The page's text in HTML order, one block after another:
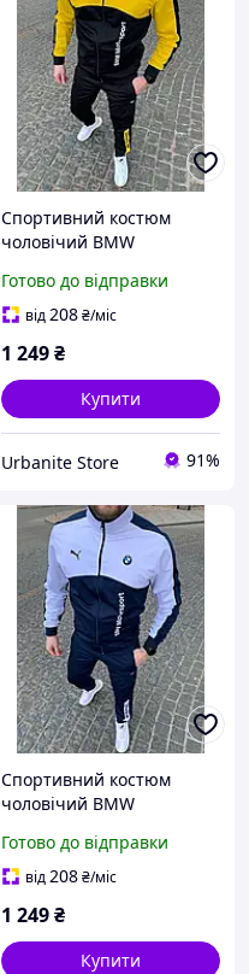
Спортивний костюм
чоловічий BMW
Комплект осінній
весняний демісезонний
Готово до відправки
від208₴/міс
1 249₴
Купити
Urbanite Store 91%
Спортивний костюм
чоловічий BMW
Комплект осінній
весняний демісезонний
Готово до відправки
від208₴/міс
1 249₴
Купити